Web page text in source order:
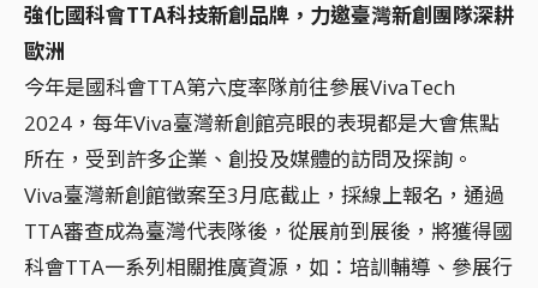
強化國科會TTA科技新創品牌，力邀臺灣新創團隊深耕
歐洲
今年是國科會TTA第六度率隊前往參展VivaTech
2024，每年Viva臺灣新創館亮眼的表現都是大會焦點
所在，受到許多企業、創投及媒體的訪問及探詢。
Viva臺灣新創館徵案至3月底截止，採線上報名，通過
TTA審查成為臺灣代表隊後，從展前到展後，將獲得國
科會TTA一系列相關推廣資源，如：培訓輔導、參展行